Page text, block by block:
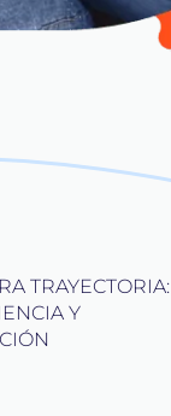
TRAYECTORIA:
Y